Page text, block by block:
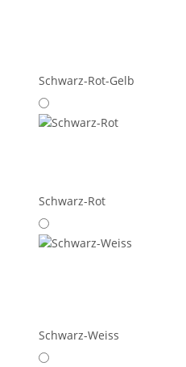
Schwarz-Rot-Gelb
Schwarz-Rot
Schwarz-Weiss